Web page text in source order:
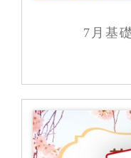
7月基